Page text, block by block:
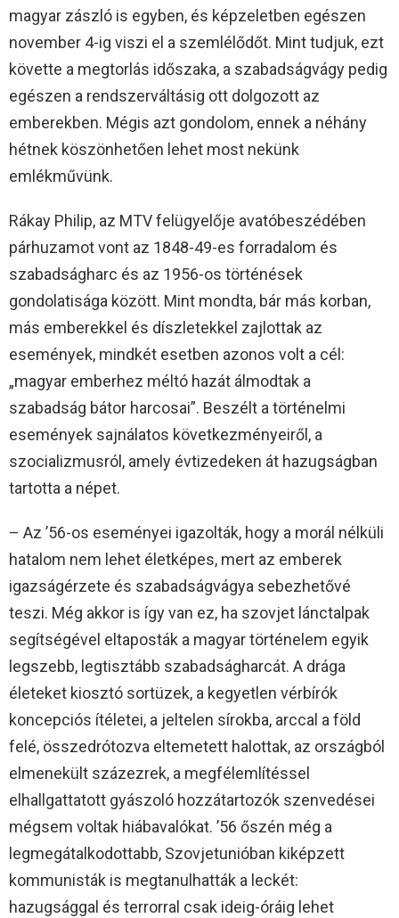
magyar zászló is egyben, és képzeletben egészen
november 4-ig viszi el a szemlélődőt. Mint tudjuk, ezt
követte a megtorlás időszaka, a szabadságvágy pedig
egészen a rendszerváltásig ott dolgozott az
emberekben. Mégis azt gondolom, ennek a néhány
hétnek köszönhetően lehet most nekünk
emlékművünk.
Rákay Philip, az MTV felügyelője avatóbeszédében
párhuzamot vont az 1848-49-es forradalom és
szabadságharc és az 1956-os történések
gondolatisága között. Mint mondta, bár más korban,
más emberekkel és díszletekkel zajlottak az
események, mindkét esetben azonos volt a cél:
„magyar emberhez méltó hazát álmodtak a
szabadság bátor harcosai”. Beszélt a történelmi
események sajnálatos következményeiről, a
szocializmusról, amely évtizedeken át hazugságban
tartotta a népet.
– Az ’56-os eseményei igazolták, hogy a morál nélküli
hatalom nem lehet életképes, mert az emberek
igazságérzete és szabadságvágya sebezhetővé
teszi. Még akkor is így van ez, ha szovjet lánctalpak
segítségével eltaposták a magyar történelem egyik
legszebb, legtisztább szabadságharcát. A drága
életeket kiosztó sortüzek, a kegyetlen vérbírók
koncepciós ítéletei, a jeltelen sírokba, arccal a föld
felé, összedrótozva eltemetett halottak, az országból
elmenekült százezrek, a megfélemlítéssel
elhallgattatott gyászoló hozzátartozók szenvedései
mégsem voltak hiábavalókat. ’56 őszén még a
legmegátalkodottabb, Szovjetunióban kiképzett
kommunisták is megtanulhatták a leckét:
hazugsággal és terrorral csak ideig-óráig lehet